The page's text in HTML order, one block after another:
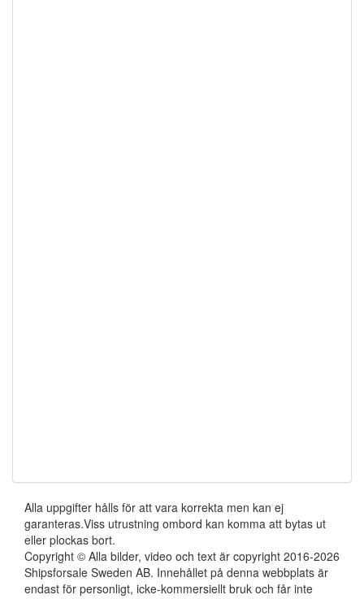
Alla uppgifter hålls för att vara korrekta men kan ej
garanteras.Viss utrustning ombord kan komma att bytas ut
eller plockas bort.
Copyright © Alla bilder, video och text är copyright 2016-2026
Shipsforsale Sweden AB. Innehållet på denna webbplats är
endast för personligt, icke-kommersiellt bruk och får inte